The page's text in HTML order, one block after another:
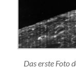
Das erste Foto